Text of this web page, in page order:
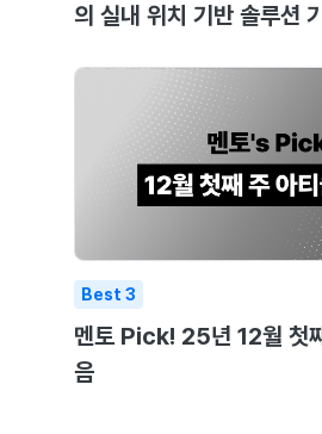
의 실내 위치 기반 솔루션
Best 3
멘토 Pick! 25년 12월 첫
음